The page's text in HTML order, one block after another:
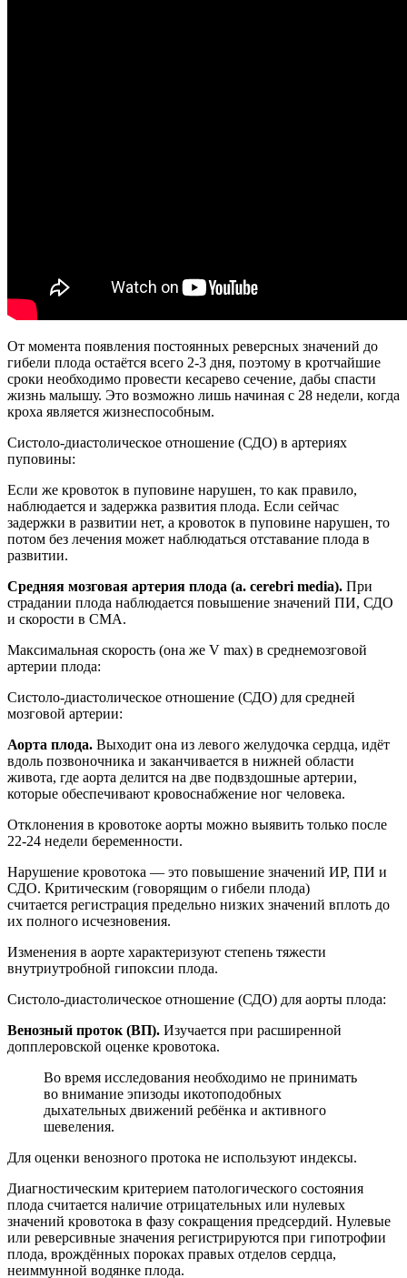
От момента появления постоянных реверсных значений до
гибели плода остаётся всего 2-3 дня, поэтому в кротчайшие
сроки необходимо провести кесарево сечение, дабы спасти
жизнь малышу. Это возможно лишь начиная с 28 недели, когда
кроха является жизнеспособным.
Систоло-диастолическое отношение (СДО) в артериях
пуповины:
Если же кровоток в пуповине нарушен, то как правило,
наблюдается и задержка развития плода. Если сейчас
задержки в развитии нет, а кровоток в пуповине нарушен, то
потом без лечения может наблюдаться отставание плода в
развитии.
Средняя мозговая артерия плода (a. cerebri media). При
страдании плода наблюдается повышение значений ПИ, СДО
и скорости в СМА.
Максимальная скорость (она же V max) в среднемозговой
артерии плода:
Систоло-диастолическое отношение (СДО) для средней
мозговой артерии:
Аорта плода. Выходит она из левого желудочка сердца, идёт
вдоль позвоночника и заканчивается в нижней области
живота, где аорта делится на две подвздошные артерии,
которые обеспечивают кровоснабжение ног человека.
Отклонения в кровотоке аорты можно выявить только после
22-24 недели беременности.
Нарушение кровотока — это повышение значений ИР, ПИ и
СДО. Критическим (говорящим о гибели плода)
считается регистрация предельно низких значений вплоть до
их полного исчезновения.
Изменения в аорте характеризуют степень тяжести
внутриутробной гипоксии плода.
Систоло-диастолическое отношение (СДО) для аорты плода:
Венозный проток (ВП). Изучается при расширенной
допплеровской оценке кровотока.
Во время исследования необходимо не принимать
во внимание эпизоды икотоподобных
дыхательных движений ребёнка и активного
шевеления.
Для оценки венозного протока не используют индексы.
Диагностическим критерием патологического состояния
плода считается наличие отрицательных или нулевых
значений кровотока в фазу сокращения предсердий. Нулевые
или реверсивные значения регистрируются при гипотрофии
плода, врождённых пороках правых отделов сердца,
неиммунной водянке плода.